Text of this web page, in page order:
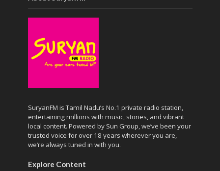
SuryanFM is Tamil Nadu’s No.1 private radio station,
entertaining millions with music, stories, and vibrant
local content. Powered by Sun Group, we’ve been your
trusted voice for over 18 years wherever you are,
we’re always tuned in with you.
Explore Content